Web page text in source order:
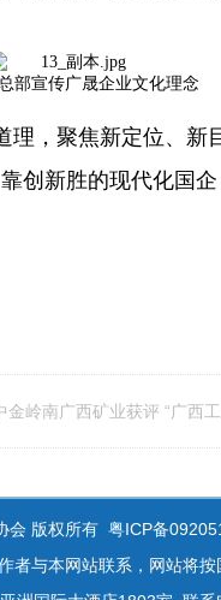
部宣传广晟企业文化理念
，聚焦新定位、新
创新胜的现代化国
金岭南广西矿业获评 “广西
会 版权所有 粤ICP备
者与本网站联系，网站将按